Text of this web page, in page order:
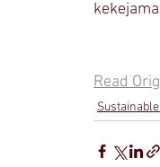
Sustainable